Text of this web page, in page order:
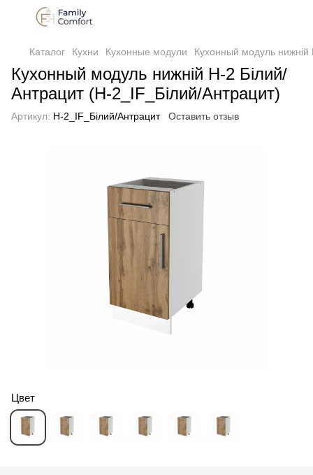
Каталог Кухни Кухонные модули Кухонный модуль
Кухонный модуль нижній Н-2 Білий/
Антрацит (Н-2_IF_Білий/Антрацит)
Артикул: Н-2_IF_Білий/Антрацит Оставить отзыв
Цвет